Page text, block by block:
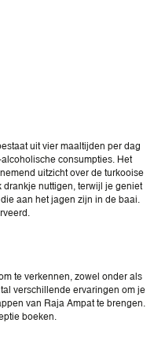
uit vier maaltijden per dag
consumpties. Het
uitzicht over de turkooise
drankje nuttigen, terwijl je geniet
aan het jagen zijn in de baai.
te verkennen, zowel onder als
verschillende ervaringen om je
van Raja Ampat te brengen.
boeken.